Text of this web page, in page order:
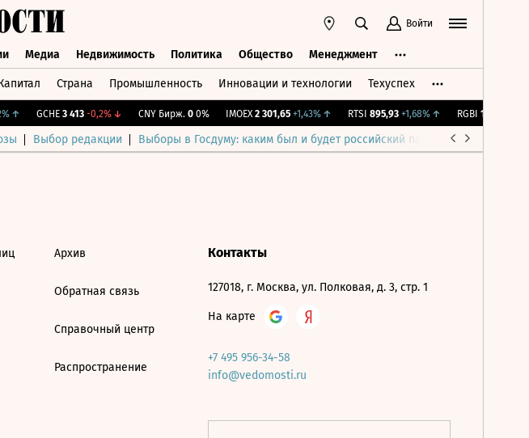
Войти
Медиа Недвижимость Политика Общество Менеджмент
Страна Промышленность Инновации и технологии Техуспех
↑ GCHE 3 413 -0,2%↓ CNY Бирж. 0 0% IMOEX 2 301,65 +1,43%↑ RTSI 895,93 +1,68%↑ RGBI 115,36
Выбор редакции Выборы в Госдуму: каким был и будет российский парламент
Архив
Обратная связь
Справочный центр
Распространение
Контакты
127018, г. Москва, ул. Полковая, д. 3, стр. 1
На карте
+7 495 956-34-58
info@vedomosti.ru